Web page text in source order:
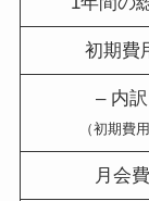
初期費
– 内訳
（初期費用
月会費